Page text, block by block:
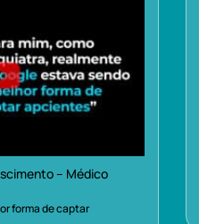
– Médico
forma de captar